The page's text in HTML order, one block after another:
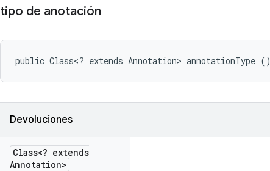
tipo de anotación
public Class<? extends Annotation> annotationType ()
Devoluciones
Class<? extends
Annotation>